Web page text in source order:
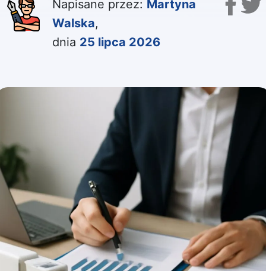
Napisane przez: Martyna
Walska,
dnia 25 lipca 2026